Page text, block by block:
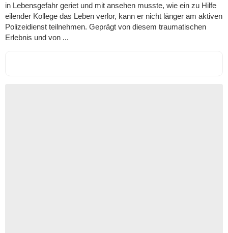
in Lebensgefahr geriet und mit ansehen musste, wie ein zu Hilfe
eilender Kollege das Leben verlor, kann er nicht länger am aktiven
Polizeidienst teilnehmen. Geprägt von diesem traumatischen
Erlebnis und von ...